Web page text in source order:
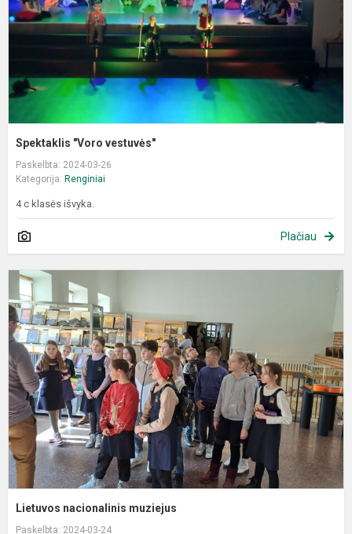
Spektaklis "Voro vestuvės"
Paskelbta: 2024-03-26
Kategorija: Renginiai
4 c klasės išvyka.
Plačiau
Lietuvos nacionalinis muziejus
Paskelbta: 2024-03-24